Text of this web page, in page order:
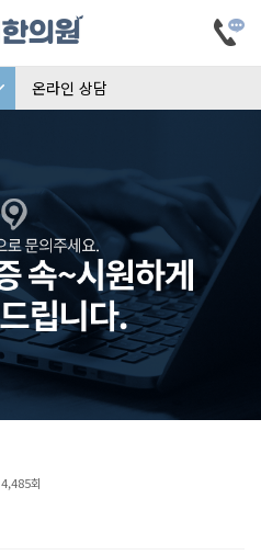
온라인 상담
4,485회